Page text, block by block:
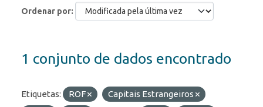
Ordenar por
1 conjunto de dados encontrado
Etiquetas: ROF
Capitais Estrangeiros